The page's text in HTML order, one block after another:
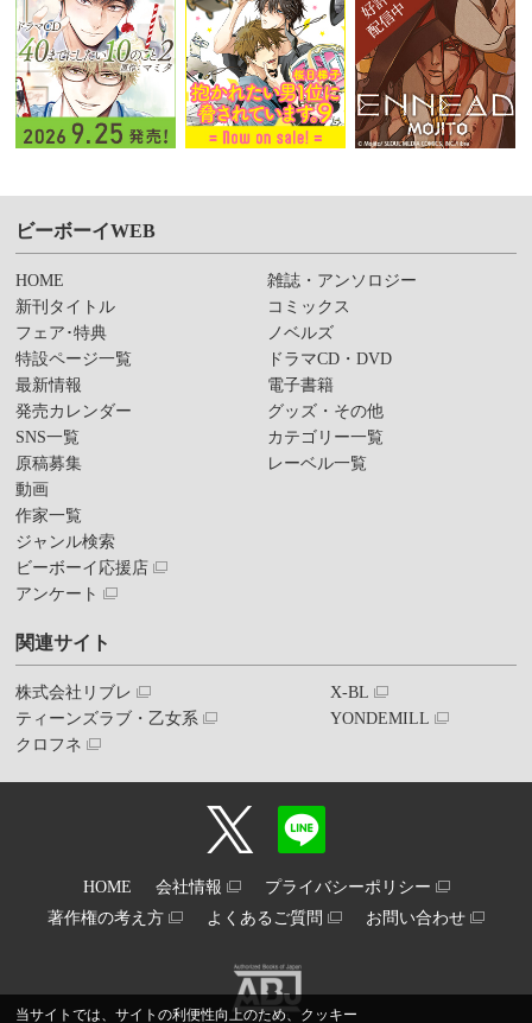
当サイトでは、サイトの利便性向上のため、クッキー
ビーボーイWEB
HOME
新刊タイトル
フェア･特典
特設ページ一覧
最新情報
発売カレンダー
SNS一覧
原稿募集
動画
作家一覧
ジャンル検索
ビーボーイ応援店
アンケート
雑誌・アンソロジー
コミックス
ノベルズ
ドラマCD・DVD
電子書籍
グッズ・その他
カテゴリー一覧
レーベル一覧
関連サイト
株式会社リブレ
ティーンズラブ・乙女系
クロフネ
X-BL
YONDEMILL
HOME 会社情報
プライバシーポリシー
著作権の考え方
よくあるご質問 お問い合わせ